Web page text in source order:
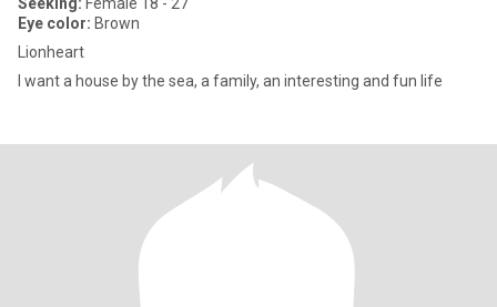
Eye color: Brown
Lionheart
I want a house by the sea, a family, an interesting and fun life